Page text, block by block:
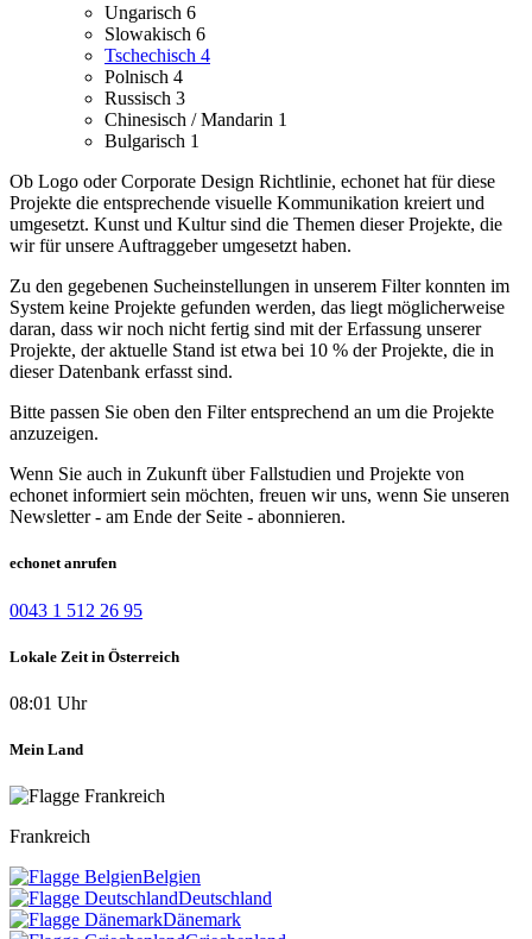
Ungarisch 6
Slowakisch 6
Tschechisch 4
Polnisch 4
Russisch 3
Chinesisch / Mandarin 1
Bulgarisch 1
Ob Logo oder Corporate Design Richtlinie, echonet hat für diese
Projekte die entsprechende visuelle Kommunikation kreiert und
umgesetzt. Kunst und Kultur sind die Themen dieser Projekte, die
wir für unsere Auftraggeber umgesetzt haben.
Zu den gegebenen Sucheinstellungen in unserem Filter konnten im
System keine Projekte gefunden werden, das liegt möglicherweise
daran, dass wir noch nicht fertig sind mit der Erfassung unserer
Projekte, der aktuelle Stand ist etwa bei 10 % der Projekte, die in
dieser Datenbank erfasst sind.
Bitte passen Sie oben den Filter entsprechend an um die Projekte
anzuzeigen.
Wenn Sie auch in Zukunft über Fallstudien und Projekte von
echonet informiert sein möchten, freuen wir uns, wenn Sie unseren
Newsletter - am Ende der Seite - abonnieren.
echonet anrufen
0043 1 512 26 95
Lokale Zeit in Österreich
08:01 Uhr
Mein Land
Frankreich
Belgien
Deutschland
Dänemark